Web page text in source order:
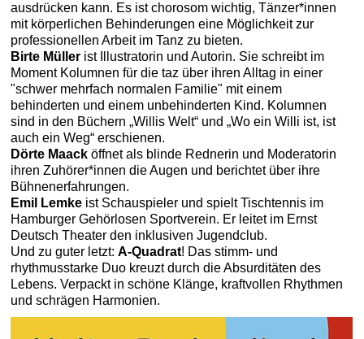
ausdrücken kann. Es ist chorosom wichtig, Tänzer*innen
mit körperlichen Behinderungen eine Möglichkeit zur
professionellen Arbeit im Tanz zu bieten.
Birte Müller ist Illustratorin und Autorin. Sie schreibt im
Moment Kolumnen für die taz über ihren Alltag in einer
"schwer mehrfach normalen Familie" mit einem
behinderten und einem unbehinderten Kind. Kolumnen
sind in den Büchern „Willis Welt“ und „Wo ein Willi ist, ist
auch ein Weg“ erschienen.
Dörte Maack öffnet als blinde Rednerin und Moderatorin
ihren Zuhörer*innen die Augen und berichtet über ihre
Bühnenerfahrungen.
Emil Lemke ist Schauspieler und spielt Tischtennis im
Hamburger Gehörlosen Sportverein. Er leitet im Ernst
Deutsch Theater den inklusiven Jugendclub.
Und zu guter letzt:A-Quadrat! Das stimm- und
rhythmusstarke Duo kreuzt durch die Absurditäten des
Lebens. Verpackt in schöne Klänge, kraftvollen Rhythmen
und schrägen Harmonien.